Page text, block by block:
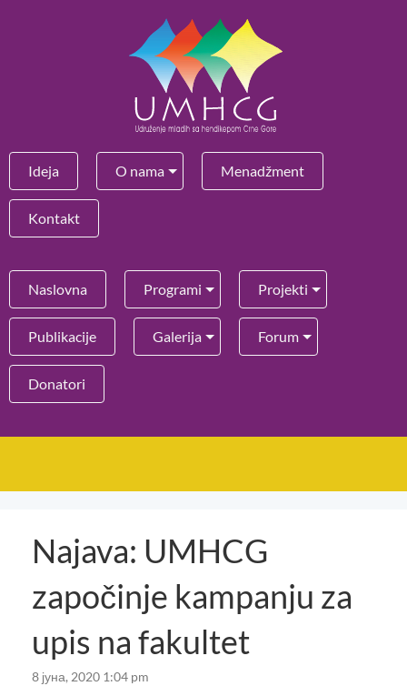
Ideja O nama Menadžment
Kontakt
Naslovna Programi Projekti
Publikacije Galerija Forum
Donatori
Najava: UMHCG
započinje kampanju za
upis na fakultet
8 јуна, 2020 1:04 pm